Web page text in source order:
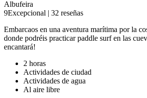
Albufeira
9Excepcional | 32 reseñas
Embarcaos en una aventura marítima por la
donde podréis practicar paddle surf en las
encantará!
2 horas
Actividades de ciudad
Actividades de agua
Al aire libre